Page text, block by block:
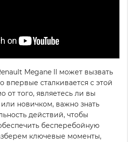
Megane II может вызвать
впервые сталкивается с этой
от того, являетесь ли вы
новичком, важно знать
действий, чтобы
бесперебойную
ключевые моменты,